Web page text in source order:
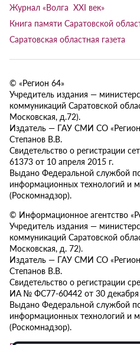
Журнал «Волга XXI век»
Книга памяти Саратовской
Саратовская областная газета
© «Регион 64»
Учредитель издания —
коммуникаций Саратовской
Московская, д.72).
Издатель — ГАУ СМИ СО «Регион
Степанов В.В.
Свидетельство о регистрации
61373 от 10 апреля 2015 г.
Выдано Федеральной службой
информационных технологий и
(Роскомнадзор).
© Информационное агентство
Учредитель издания —
коммуникаций Саратовской
Московская, д. 72).
Издатель — ГАУ СМИ СО «Регион
Степанов В.В.
Свидетельство о регистрации
ИА № ФС77-60442 от 30 декабря
Выдано Федеральной службой
информационных технологий и
(Роскомнадзор).